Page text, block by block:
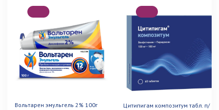
Вольтарен эмульгель 2% 100г
Цитипигам композитум табл. п/